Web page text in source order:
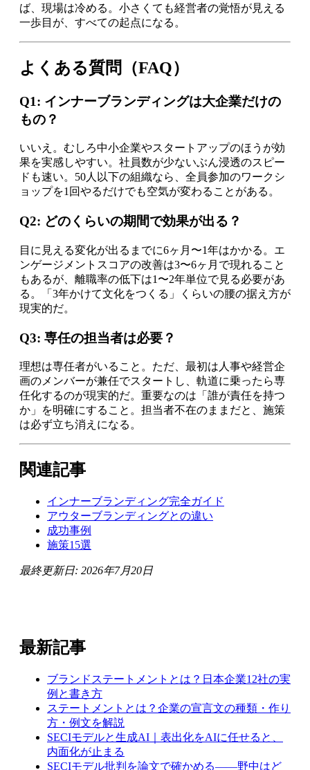
ば、現場は冷める。小さくても経営者の覚悟が見える
一歩目が、すべての起点になる。
よくある質問（FAQ）
Q1: インナーブランディングは大企業だけの
もの？
いいえ。むしろ中小企業やスタートアップのほうが効
果を実感しやすい。社員数が少ないぶん浸透のスピー
ドも速い。50人以下の組織なら、全員参加のワークシ
ョップを1回やるだけでも空気が変わることがある。
Q2: どのくらいの期間で効果が出る？
目に見える変化が出るまでに6ヶ月〜1年はかかる。エ
ンゲージメントスコアの改善は3〜6ヶ月で現れること
もあるが、離職率の低下は1〜2年単位で見る必要があ
る。「3年かけて文化をつくる」くらいの腰の据え方が
現実的だ。
Q3: 専任の担当者は必要？
理想は専任者がいること。ただ、最初は人事や経営企
画のメンバーが兼任でスタートし、軌道に乗ったら専
任化するのが現実的だ。重要なのは「誰が責任を持つ
か」を明確にすること。担当者不在のままだと、施策
は必ず立ち消えになる。
関連記事
インナーブランディング完全ガイド
アウターブランディングとの違い
成功事例
施策15選
最終更新日: 2026年7月20日
最新記事
ブランドステートメントとは？日本企業12社の実
例と書き方
ステートメントとは？企業の宣言文の種類・作り
方・例文を解説
SECIモデルと生成AI｜表出化をAIに任せると、
内面化が止まる
SECIモデル批判を論文で確かめる——野中はど